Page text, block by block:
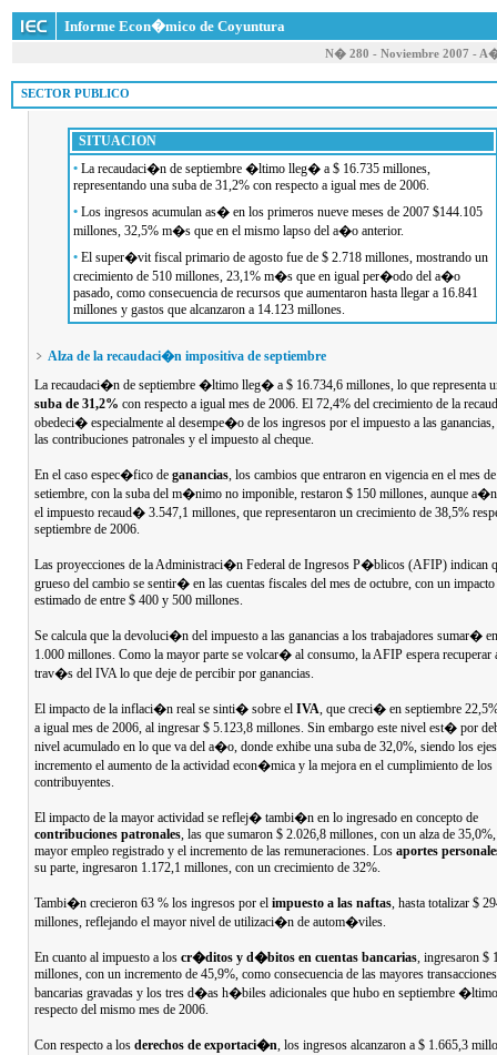
Informe Econ�mico de Coyuntura
N� 280 - Noviembre 2007 -
 SECTOR PUBLICO
SITUACION
• La recaudaci�n de septiembre �ltimo lleg� a $ 16.735 millones,
representando una suba de 31,2% con respecto a igual mes de 2006.
• Los ingresos acumulan as� en los primeros nueve meses de 2007 $144.105
millones, 32,5% m�s que en el mismo lapso del a�o anterior.
• El super�vit fiscal primario de agosto fue de $ 2.718 millones, mostrando un
crecimiento de 510 millones, 23,1% m�s que en igual per�odo del a�o
pasado, como consecuencia de recursos que aumentaron hasta llegar a 16.841
millones y gastos que alcanzaron a 14.123 millones.
Alza de la recaudaci�n impositiva de septiembre
La recaudaci�n de septiembre �ltimo lleg� a $ 16.734,6 millones, lo que representa
suba de 31,2% con respecto a igual mes de 2006. El 72,4% del crecimiento de la
obedeci� especialmente al desempe�o de los ingresos por el impuesto a las
las contribuciones patronales y el impuesto al cheque.
En el caso espec�fico de ganancias, los cambios que entraron en vigencia en el mes de
setiembre, con la suba del m�nimo no imponible, restaron $ 150 millones, aunque
el impuesto recaud� 3.547,1 millones, que representaron un crecimiento de 38,5%
septiembre de 2006.
Las proyecciones de la Administraci�n Federal de Ingresos P�blicos (AFIP) indican
grueso del cambio se sentir� en las cuentas fiscales del mes de octubre, con un impacto
estimado de entre $ 400 y 500 millones.
Se calcula que la devoluci�n del impuesto a las ganancias a los trabajadores sumar�
1.000 millones. Como la mayor parte se volcar� al consumo, la AFIP espera recuperar
trav�s del IVA lo que deje de percibir por ganancias.
El impacto de la inflaci�n real se sinti� sobre el IVA, que creci� en septiembre
a igual mes de 2006, al ingresar $ 5.123,8 millones. Sin embargo este nivel est� por
nivel acumulado en lo que va del a�o, donde exhibe una suba de 32,0%, siendo los
incremento el aumento de la actividad econ�mica y la mejora en el cumplimiento de los
contribuyentes.
El impacto de la mayor actividad se reflej� tambi�n en lo ingresado en concepto de
contribuciones patronales, las que sumaron $ 2.026,8 millones, con un alza de
mayor empleo registrado y el incremento de las remuneraciones. Los aportes
su parte, ingresaron 1.172,1 millones, con un crecimiento de 32%.
Tambi�n crecieron 63 % los ingresos por el impuesto a las naftas, hasta totalizar $
millones, reflejando el mayor nivel de utilizaci�n de autom�viles.
En cuanto al impuesto a los cr�ditos y d�bitos en cuentas bancarias, ingresaron $
millones, con un incremento de 45,9%, como consecuencia de las mayores transacciones
bancarias gravadas y los tres d�as h�biles adicionales que hubo en septiembre �ltimo
respecto del mismo mes de 2006.
Con respecto a los derechos de exportaci�n, los ingresos alcanzaron a $ 1.665,3